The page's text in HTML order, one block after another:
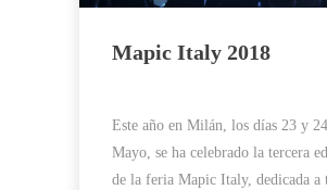
Mapic Italy 2018
Este año en Milán, los días 23 y
Mayo, se ha celebrado la tercera
de la feria Mapic Italy, dedicada a